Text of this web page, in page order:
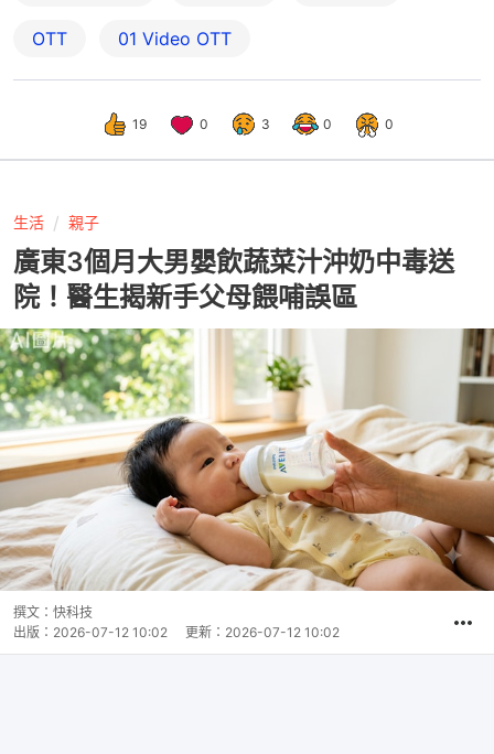
OTT 01‌ ‌Video‌ ‌OTT
19 0 3 0 0
生活 親子
廣東3個月大男嬰飲蔬菜汁沖奶中毒送
院！醫生揭新手父母餵哺誤區
撰文： 快科技
出版： 2026-07-12 10:02 更新： 2026-07-12 10:02